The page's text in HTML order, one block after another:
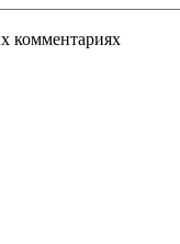
комментариях